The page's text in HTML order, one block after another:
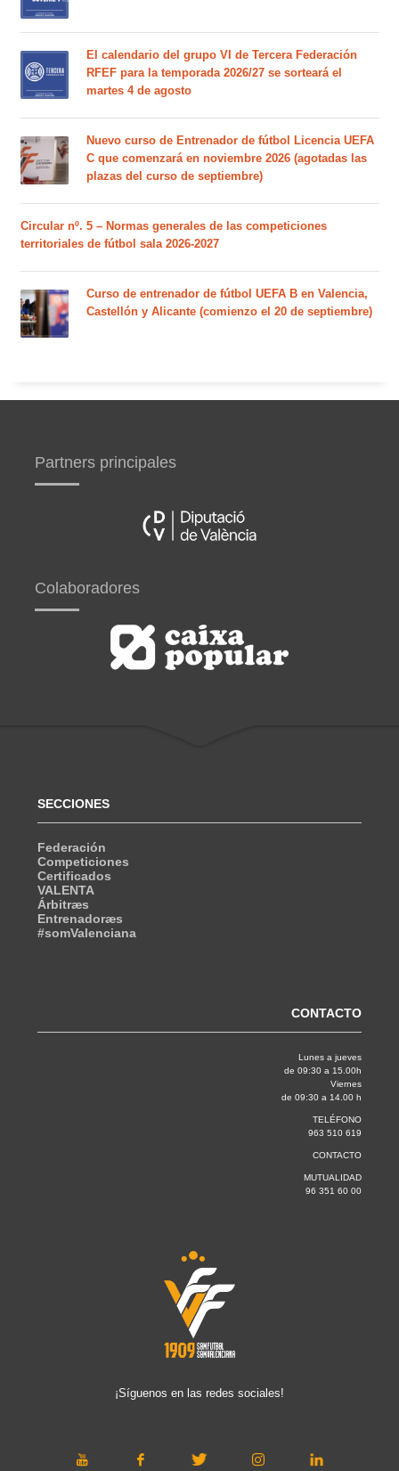
El calendario del grupo VI de Tercera Federación
RFEF para la temporada 2026/27 se sorteará el
martes 4 de agosto
Nuevo curso de Entrenador de fútbol Licencia UEFA
C que comenzará en noviembre 2026 (agotadas las
plazas del curso de septiembre)
Circular nº. 5 – Normas generales de las competiciones
territoriales de fútbol sala 2026-2027
Curso de entrenador de fútbol UEFA B en Valencia,
Castellón y Alicante (comienzo el 20 de septiembre)
Partners principales
Colaboradores
SECCIONES
Federación
Competiciones
Certificados
VALENTA
Árbitræs
Entrenadoræs
#somValenciana
CONTACTO
Lunes a jueves
de 09:30 a 15.00h
Viernes
de 09:30 a 14.00 h
TELÉFONO
963 510 619
CONTACTO
MUTUALIDAD
96 351 60 00
¡Síguenos en las redes sociales!